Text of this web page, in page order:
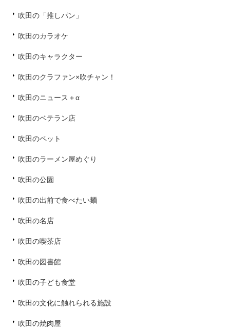
吹田の「推しパン」
吹田のカラオケ
吹田のキャラクター
吹田のクラファン×吹チャン！
吹田のニュース＋α
吹田のベテラン店
吹田のペット
吹田のラーメン屋めぐり
吹田の公園
吹田の出前で食べたい麺
吹田の名店
吹田の喫茶店
吹田の図書館
吹田の子ども食堂
吹田の文化に触れられる施設
吹田の焼肉屋